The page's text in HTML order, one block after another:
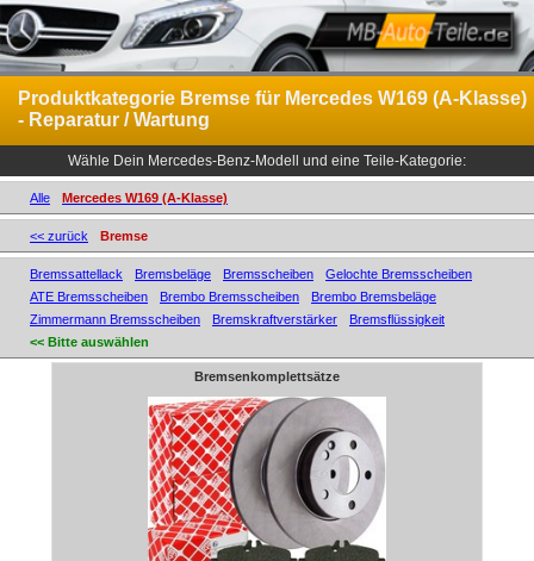
Produktkategorie Bremse für Mercedes W169 (A-Klasse)
- Reparatur / Wartung
Wähle Dein Mercedes-Benz-Modell und eine Teile-Kategorie:
Alle Mercedes W169 (A-Klasse)
<< zurück Bremse
Bremssattellack Bremsbeläge Bremsscheiben
Gelochte Bremsscheiben
ATE Bremsscheiben
Brembo Bremsscheiben
Brembo Bremsbeläge
Zimmermann Bremsscheiben
Bremskraftverstärker
Bremsflüssigkeit
<< Bitte auswählen
Bremsenkomplettsätze